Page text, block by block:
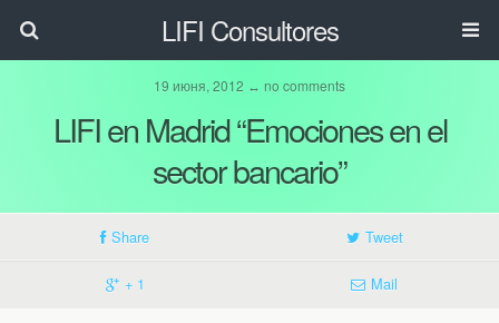
LIFI Consultores
19 июня, 2012 ↔ no comments
LIFI en Madrid “Emociones en el
sector bancario”
Share Tweet
+ 1 Mail